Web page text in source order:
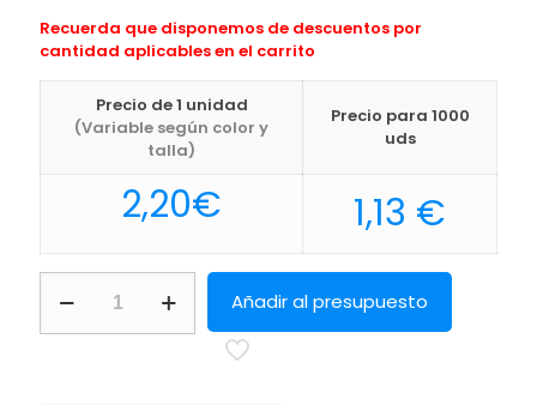
Recuerda que disponemos de descuentos por
cantidad aplicables en el carrito
Precio de 1 unidad
(Variable según color y
talla)
Precio para 1000
uds
2,20€ 1,13 €
Notas
Makron
Añadir al presupuesto